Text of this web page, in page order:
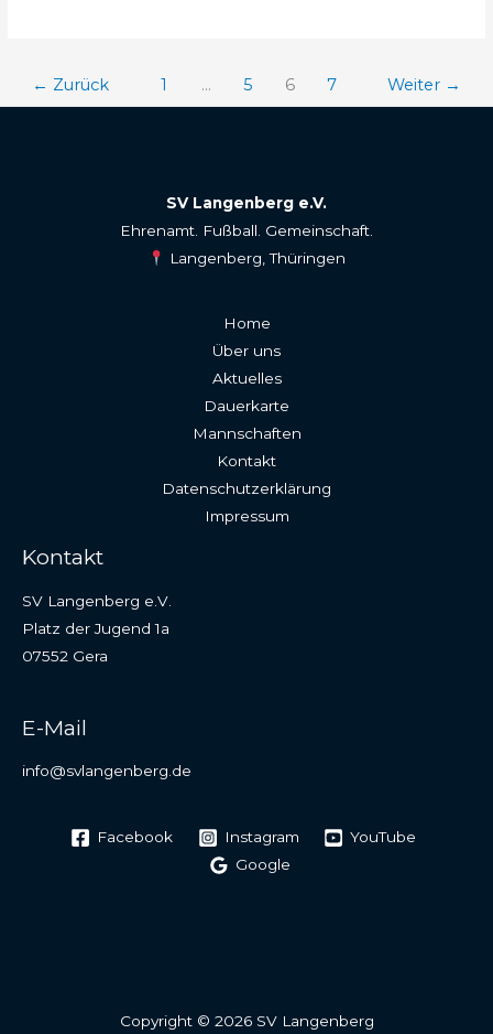
← Zurück 1 … 5 6 7 Weiter →
SV Langenberg e.V.
Ehrenamt. Fußball. Gemeinschaft.
Langenberg, Thüringen
Home
Über uns
Aktuelles
Dauerkarte
Mannschaften
Kontakt
Datenschutzerklärung
Impressum
Kontakt
SV Langenberg e.V.
Platz der Jugend 1a
07552 Gera
E-Mail
info@svlangenberg.de
Facebook Instagram
YouTube
Google
Copyright © 2026 SV Langenberg